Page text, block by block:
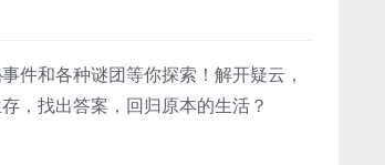
件和各种谜团等你探索！解开疑云，
，找出答案，回归原本的生活？